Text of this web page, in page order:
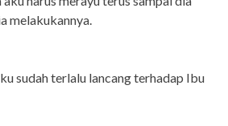
melakukannya.
sudah terlalu lancang terhadap Ibu